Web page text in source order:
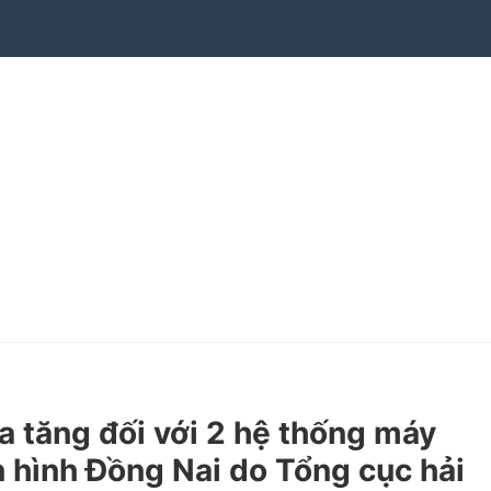
tăng đối với 2 hệ thống máy
Đồng Nai do Tổng cục hải